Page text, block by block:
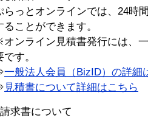
らっとオンラインでは、24時
ることができます。
ンライン見積書発行には、
です。
一般法人会員（BizID）の詳細
見積書について詳細はこちら
求書について